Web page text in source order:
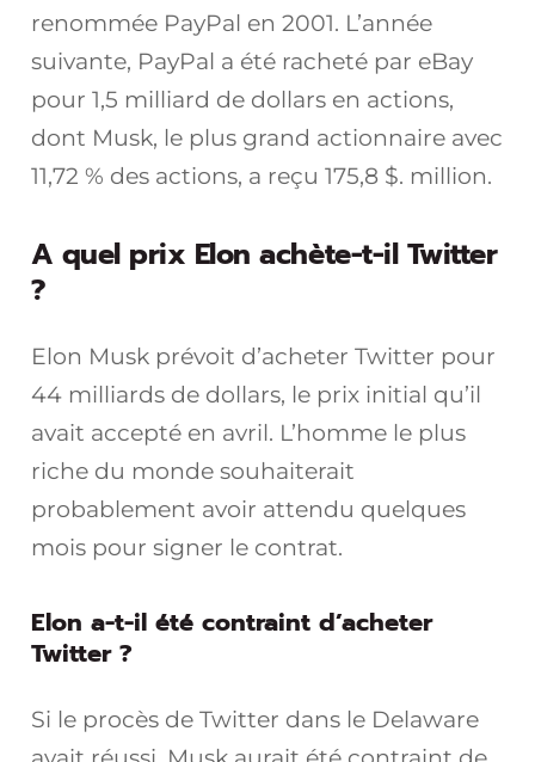
renommée PayPal en 2001. L’année
suivante, PayPal a été racheté par eBay
pour 1,5 milliard de dollars en actions,
dont Musk, le plus grand actionnaire avec
11,72 % des actions, a reçu 175,8 $. million.
A quel prix Elon achète-t-il Twitter
?
Elon Musk prévoit d’acheter Twitter pour
44 milliards de dollars, le prix initial qu’il
avait accepté en avril. L’homme le plus
riche du monde souhaiterait
probablement avoir attendu quelques
mois pour signer le contrat.
Elon a-t-il été contraint d’acheter
Twitter ?
Si le procès de Twitter dans le Delaware